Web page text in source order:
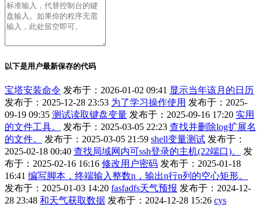
以下是用户最新保存的代码
宝塔安装命令 发布于：2026-01-02 09:41 显示当年该月的日历
发布于：2025-12-28 23:53 为了学习操作使用 发布于：2025-
09-19 09:35 测试读取键盘变量 发布于：2025-09-16 17:20 实用
的文件工具。
发布于：2025-03-05 22:23 查找并删除log扩展名
的文件。
发布于：2025-03-05 21:59 shell变量测试 发布于：
2025-02-18 00:40 查找局域网内可ssh登录的主机(22端口)。
发
布于：2025-02-16 16:16 修改用户密码 发布于：2025-01-18
16:41 编写脚本，终端输入整数n，输出n行n列的空心矩形。
发布于：2025-01-03 14:20 fasfadfs天气预报 发布于：2024-12-
28 23:48 和天气获取数据 发布于：2024-12-28 15:26 cys